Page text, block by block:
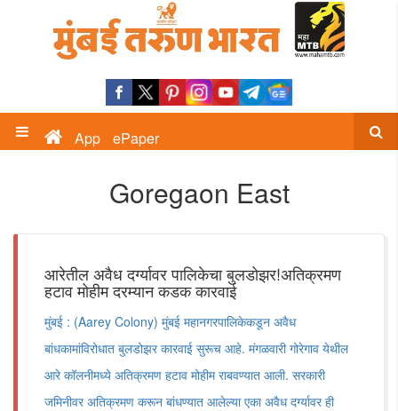
App ePaper
Goregaon East
आरेतील अवैध दर्ग्यावर पालिकेचा बुलडोझर!अतिक्रमण
हटाव मोहीम दरम्यान कडक कारवाई
मुंबई : (Aarey Colony) मुंबई महानगरपालिकेकडून अवैध
बांधकामांविरोधात बुलडोझर कारवाई सुरूच आहे. मंगळवारी गोरेगाव येथील
आरे कॉलनीमध्ये अतिक्रमण हटाव मोहीम राबवण्यात आली. सरकारी
जमिनीवर अतिक्रमण करून बांधण्यात आलेल्या एका अवैध दर्ग्यावर ही